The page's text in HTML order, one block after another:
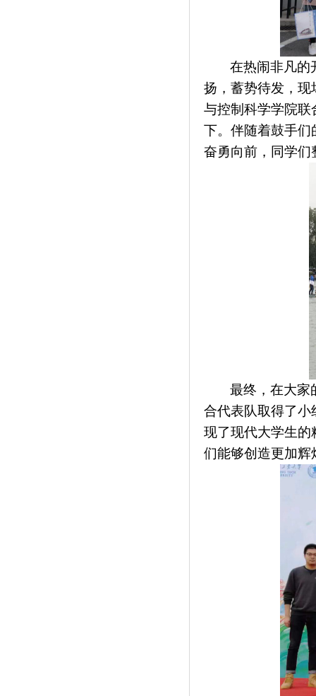
在热闹非凡的
扬，蓄势待发，现
与控制科学学院联
下。 伴随着鼓手们
奋勇向前，同学们
最终，在大家
合代表队取得了小
现了现代大学生的
们能够创造更加辉